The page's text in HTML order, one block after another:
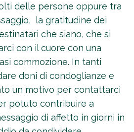
delle persone oppure tra
la gratitudine dei
che siano, che si
con il cuore con una
commozione. In tanti
doni di condoglianze e
un motivo per contattarci
potuto contribuire a
di affetto in giorni in